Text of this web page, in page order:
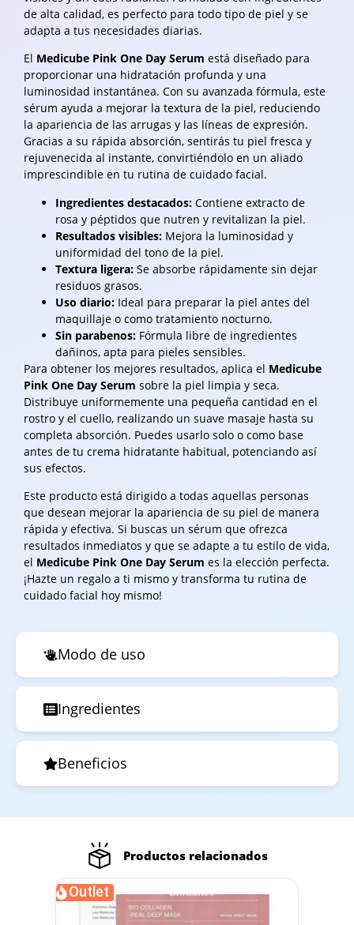
Modo de uso
Ingredientes
Beneficios
de alta calidad, es perfecto para todo tipo de piel y se
adapta a tus necesidades diarias.
El Medicube Pink One Day Serum está diseñado para
proporcionar una hidratación profunda y una
luminosidad instantánea. Con su avanzada fórmula, este
sérum ayuda a mejorar la textura de la piel, reduciendo
la apariencia de las arrugas y las líneas de expresión.
Gracias a su rápida absorción, sentirás tu piel fresca y
rejuvenecida al instante, convirtiéndolo en un aliado
imprescindible en tu rutina de cuidado facial.
Ingredientes destacados: Contiene extracto de
rosa y péptidos que nutren y revitalizan la piel.
Resultados visibles: Mejora la luminosidad y
uniformidad del tono de la piel.
Textura ligera: Se absorbe rápidamente sin dejar
residuos grasos.
Uso diario: Ideal para preparar la piel antes del
maquillaje o como tratamiento nocturno.
Sin parabenos: Fórmula libre de ingredientes
dañinos, apta para pieles sensibles.
Para obtener los mejores resultados, aplica el Medicube
Pink One Day Serum sobre la piel limpia y seca.
Distribuye uniformemente una pequeña cantidad en el
rostro y el cuello, realizando un suave masaje hasta su
completa absorción. Puedes usarlo solo o como base
antes de tu crema hidratante habitual, potenciando así
sus efectos.
Este producto está dirigido a todas aquellas personas
que desean mejorar la apariencia de su piel de manera
rápida y efectiva. Si buscas un sérum que ofrezca
resultados inmediatos y que se adapte a tu estilo de vida,
el Medicube Pink One Day Serum es la elección perfecta.
¡Hazte un regalo a ti mismo y transforma tu rutina de
cuidado facial hoy mismo!
Productos relacionados
Outlet